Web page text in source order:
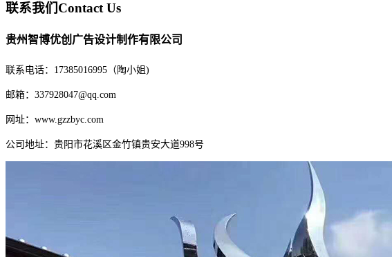
联系我们Contact Us
贵州智博优创广告设计制作有限公司
联系电话：17385016995（陶小姐)
邮箱：337928047@qq.com
网址：www.gzzbyc.com
公司地址：贵阳市花溪区金竹镇贵安大道998号